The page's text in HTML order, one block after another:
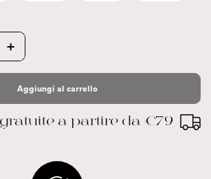
+
Aggiungi al carrello
a partire da €79